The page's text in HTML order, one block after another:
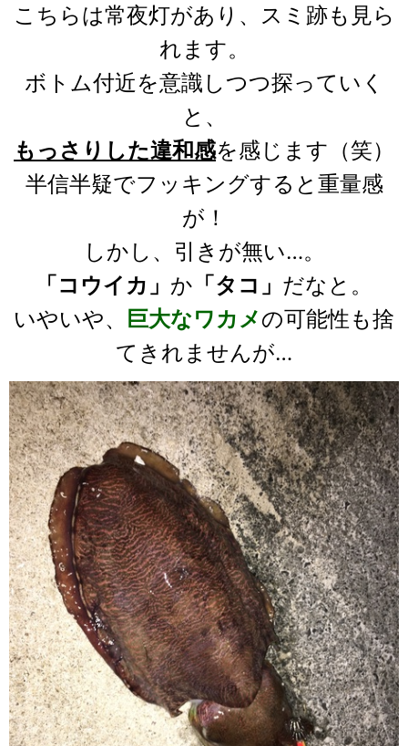
こちらは常夜灯があり、スミ跡も見ら
れます。
ボトム付近を意識しつつ探っていく
と、
もっさりした違和感を感じます（笑）
半信半疑でフッキングすると重量感
が！
しかし、引きが無い…。
「コウイカ」 か 「タコ」 だなと。
いやいや、
巨大なワカメの可能性も捨
てきれませんが…